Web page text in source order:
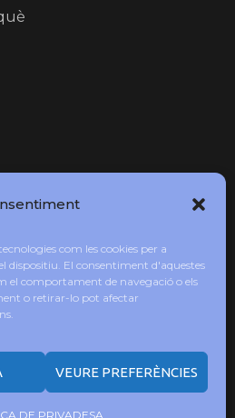
com les cookies per a
El consentiment d'aquestes
el comportament de navegació o els
o retirar-lo pot afectar
VEURE PREFERÈNCIES
DE PRIVADESA